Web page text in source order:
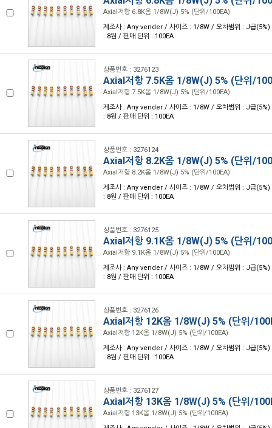
Axial저항 6.8K옴 1/8W(J) 5% (단위/100EA)
제조사 : Any vender / 사이즈 : 1/8W / 오차범위 : J급(5%)
: 8원 / 판매 단위 : 100EA
상품번호 : 3276123
Axial저항 7.5K옴 1/8W(J) 5% (단위/
Axial저항 7.5K옴 1/8W(J) 5% (단위/100EA)
제조사 : Any vender / 사이즈 : 1/8W / 오차범위 : J급(5%)
: 8원 / 판매 단위 : 100EA
상품번호 : 3276124
Axial저항 8.2K옴 1/8W(J) 5% (단위/
Axial저항 8.2K옴 1/8W(J) 5% (단위/100EA)
제조사 : Any vender / 사이즈 : 1/8W / 오차범위 : J급(5%)
: 8원 / 판매 단위 : 100EA
상품번호 : 3276125
Axial저항 9.1K옴 1/8W(J) 5% (단위/
Axial저항 9.1K옴 1/8W(J) 5% (단위/100EA)
제조사 : Any vender / 사이즈 : 1/8W / 오차범위 : J급(5%)
: 8원 / 판매 단위 : 100EA
상품번호 : 3276126
Axial저항 12K옴 1/8W(J) 5% (단위/
Axial저항 12K옴 1/8W(J) 5% (단위/100EA)
제조사 : Any vender / 사이즈 : 1/8W / 오차범위 : J급(5%)
: 8원 / 판매 단위 : 100EA
상품번호 : 3276127
Axial저항 13K옴 1/8W(J) 5% (단위/
Axial저항 13K옴 1/8W(J) 5% (단위/100EA)